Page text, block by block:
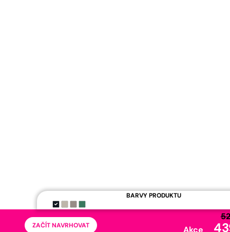
ZAČÍT NAVRHOVAT
BARVY PRODUKTU
Akce